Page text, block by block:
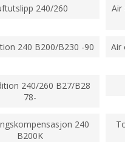
240/260
Air
240 B200/B230 -90 Air
240/260 B27/B28
78-
240
B200K